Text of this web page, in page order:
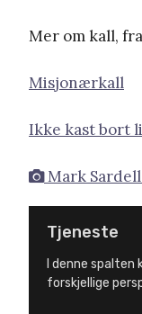
Mer om kall,
Misjonærkall
Ikke kast bort
Mark
Tjeneste
I denne
forskjellige